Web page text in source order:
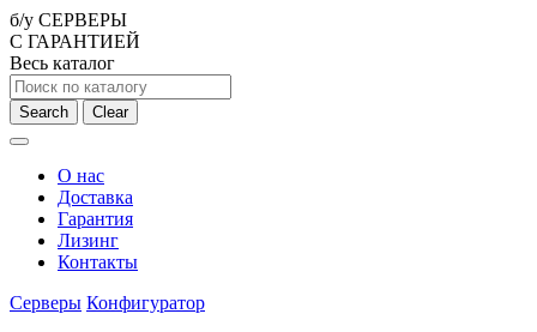
б/у СЕРВЕРЫ
С ГАРАНТИЕЙ
Весь каталог
Search Clear
О нас
Доставка
Гарантия
Лизинг
Контакты
Серверы Конфигуратор